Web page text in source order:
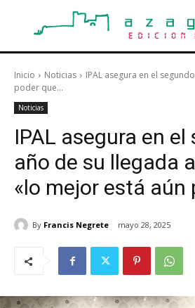
Inicio Noticias
IPAL asegura en el
poder que...
Noticias
IPAL asegura en el
año de su llegada
«lo mejor está aún
By Francis Negrete mayo 28, 2025